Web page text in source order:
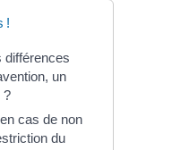
!
différences
un
?
cas de non
du